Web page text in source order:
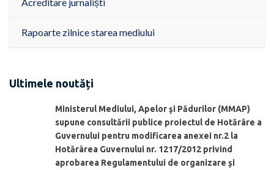
Acreditare jurnaliști
Rapoarte zilnice starea mediului
Ultimele noutăți
Ministerul Mediului, Apelor şi Pădurilor (MMAP)
supune consultării publice proiectul de Hotărâre a
Guvernului pentru modificarea anexei nr.2 la
Hotărârea Guvernului nr. 1217/2012 privind
aprobarea Regulamentului de organizare şi